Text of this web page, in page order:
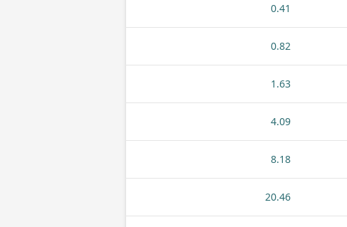
0.41
0.82
1.63
4.09
8.18
20.46